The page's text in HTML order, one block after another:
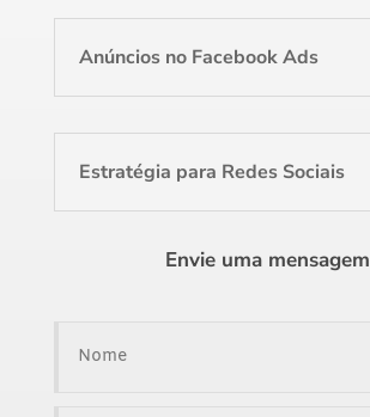
Anúncios no Facebook Ads
Estratégia para Redes Sociais
Envie uma mensagem